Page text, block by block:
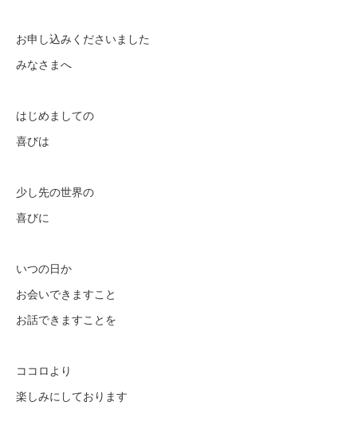
お申し込みくださいました
みなさまへ
はじめましての
喜びは
少し先の世界の
喜びに
いつの日か
お会いできますこと
お話できますことを
ココロより
楽しみにしております